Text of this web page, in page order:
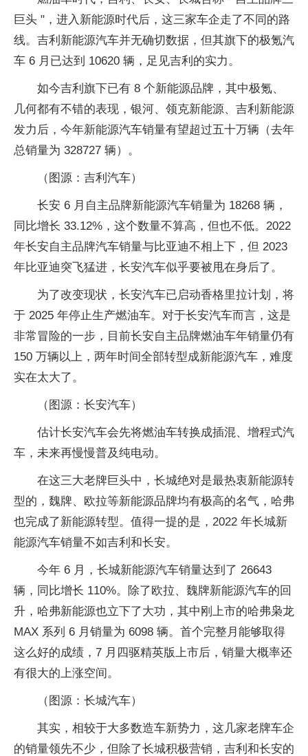
巨头 "，进入新能源时代后，这三家车企走了不同的路
线。吉利新能源汽车并无确切数据，但其旗下的极氪汽
车 6 月已达到 10620 辆，足见吉利的实力。
如今吉利旗下已有 8 个新能源品牌，其中极氪、
几何都有不错的表现，银河、领克新能源、吉利新能源
发力后，今年新能源汽车销量有望超过五十万辆（去年
总销量为 328727 辆）。
（图源：吉利汽车）
长安 6 月自主品牌新能源汽车销量为 18268 辆，
同比增长 33.12%，这个数量不算高，但也不低。2022
年长安自主品牌汽车销量与比亚迪不相上下，但 2023
年比亚迪突飞猛进，长安汽车似乎要被甩在身后了。
为了改变现状，长安汽车已启动香格里拉计划，将
于 2025 年停止生产燃油车。对于长安汽车而言，这是
非常冒险的一步，目前长安自主品牌燃油车年销量仍有
150 万辆以上，两年时间全部转型成新能源汽车，难度
实在太大了。
（图源：长安汽车）
估计长安汽车会先将燃油车转换成插混、增程式汽
车，未来再慢慢普及纯电动。
在这三大老牌巨头中，长城绝对是最热衷新能源转
型的，魏牌、欧拉等新能源品牌均有极高的名气，哈弗
也完成了新能源转型。值得一提的是，2022 年长城新
能源汽车销量不如吉利和长安。
今年 6 月，长城新能源汽车销量达到了 26643
辆，同比增长 110%。除了欧拉、魏牌新能源汽车的回
升，哈弗新能源也立下了大功，其中刚上市的哈弗枭龙
MAX 系列 6 月销量为 6098 辆。首个完整月能够取得
这么好的成绩，7 月四驱精英版上市后，销量大概率还
有很大的上涨空间。
（图源：长城汽车）
其实，相较于大多数造车新势力，这几家老牌车企
的销量领先不少，但除了长城积极营销，吉利和长安的